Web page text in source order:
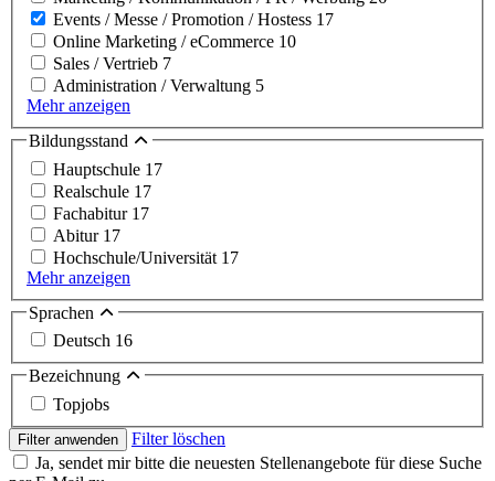
Events / Messe / Promotion / Hostess 17
Online Marketing / eCommerce 10
Sales / Vertrieb 7
Administration / Verwaltung 5
Mehr anzeigen
Bildungsstand
Hauptschule 17
Realschule 17
Fachabitur 17
Abitur 17
Hochschule/Universität 17
Mehr anzeigen
Sprachen
Deutsch 16
Bezeichnung
Topjobs
Filter anwenden
Filter löschen
Ja, sendet mir bitte die neuesten Stellenangebote für diese Suche